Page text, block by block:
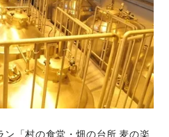
「村の食堂・畑の台所 麦の楽